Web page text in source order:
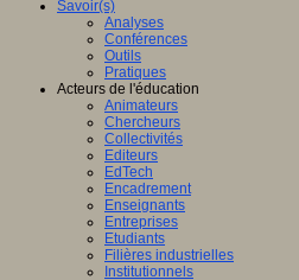
Savoir(s)
Analyses
Conférences
Outils
Pratiques
Acteurs de l'éducation
Animateurs
Chercheurs
Collectivités
Editeurs
EdTech
Encadrement
Enseignants
Entreprises
Etudiants
Filières industrielles
Institutionnels